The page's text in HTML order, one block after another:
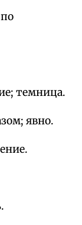
темница.
явно.